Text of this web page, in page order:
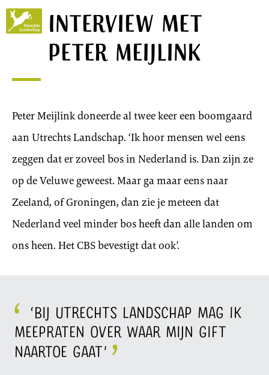
Utrechts
Landschap
Interview met
Peter Meijlink
Peter Meijlink doneerde al twee keer een boomgaard
aan Utrechts Landschap. ‘Ik hoor mensen wel eens
zeggen dat er zoveel bos in Nederland is. Dan zijn ze
op de Veluwe geweest. Maar ga maar eens naar
Zeeland, of Groningen, dan zie je meteen dat
Nederland veel minder bos heeft dan alle landen om
ons heen. Het CBS bevestigt dat ook’.
‘Bij Utrechts Landschap mag ik
meepraten over waar mijn gift
naartoe gaat’